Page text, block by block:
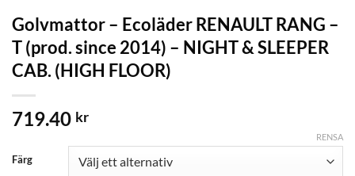
Golvmattor – Ecoläder RENAULT RANG –
T (prod. since 2014) – NIGHT & SLEEPER
CAB. (HIGH FLOOR)
719.40 kr
Färg
RENSA